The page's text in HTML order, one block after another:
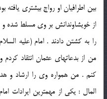
بين اطرافيان او رواج بيشتري
از خويشاوندانش بر وي مسلط شده
را به كشتن دادند . امام (علیه
من از بدعاتهاي عثمان انتقاد
المال : يكي از مهمترين ايرادات